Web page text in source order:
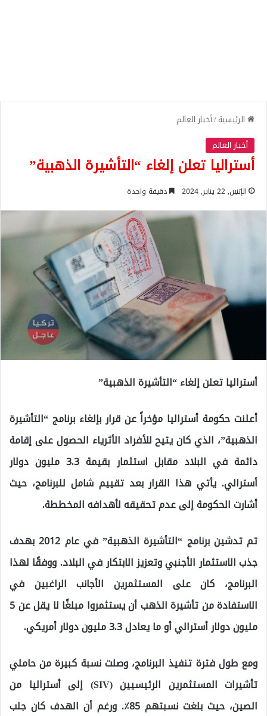
الرئيسية/أخبار العالم
أخبار العالم
أستراليا تعلن إلغاء “التأشيرة الذهبية”
الإثنين, 22 يناير, 2024 دقيقة واحدة
أستراليا تعلن إلغاء “التأشيرة الذهبية”
أعلنت حكومة أستراليا مؤخراً عن قرار بإلغاء برنامج “التأشيرة
الذهبية”، الذي كان يتيح للأفراد الأثرياء الحصول على إقامة
دائمة في البلاد مقابل استثمار بقيمة 3.3 مليون دولار
أسترالي. يأتي هذا القرار بعد تقييم شامل للبرنامج، حيث
أشارت الحكومة إلى عدم تحقيقه لأهدافه المخططة.
تم تدشين برنامج “التأشيرة الذهبية” في عام 2012 بهدف
جذب الاستثمار الأجنبي وتعزيز الابتكار في البلاد. ووفقًا لهذا
البرنامج، كان على المستثمرين الأجانب الراغبين في
الاستفادة من تأشيرة الذهب أن يستثمروا مبلغًا لا يقل عن 5
مليون دولار أسترالي أو ما يعادل 3.3 مليون دولار أمريكي.
ومع طول فترة تنفيذ البرنامج، وصلت نسبة كبيرة من حاملي
تأشيرات المستثمرين الرئيسيين (SIV) إلى أستراليا من
الصين، حيث بلغت نسبتهم 85٪. ورغم أن الهدف كان جلب